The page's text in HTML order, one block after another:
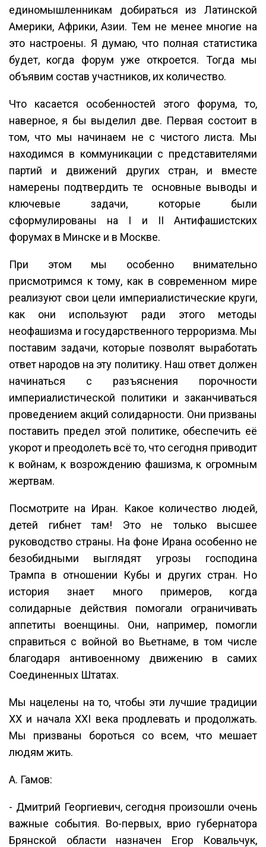
единомышленникам добираться из Латинской
Америки, Африки, Азии. Тем не менее многие на
это настроены. Я думаю, что полная статистика
будет, когда форум уже откроется. Тогда мы
объявим состав участников, их количество.
Что касается особенностей этого форума, то,
наверное, я бы выделил две. Первая состоит в
том, что мы начинаем не с чистого листа. Мы
находимся в коммуникации с представителями
партий и движений других стран, и вместе
намерены подтвердить те основные выводы и
ключевые задачи, которые были
сформулированы на I и II Антифашистских
форумах в Минске и в Москве.
При этом мы особенно внимательно
присмотримся к тому, как в современном мире
реализуют свои цели империалистические круги,
как они используют ради этого методы
неофашизма и государственного терроризма. Мы
поставим задачи, которые позволят выработать
ответ народов на эту политику. Наш ответ должен
начинаться с разъяснения порочности
империалистической политики и заканчиваться
проведением акций солидарности. Они призваны
поставить предел этой политике, обеспечить её
укорот и преодолеть всё то, что сегодня приводит
к войнам, к возрождению фашизма, к огромным
жертвам.
Посмотрите на Иран. Какое количество людей,
детей гибнет там! Это не только высшее
руководство страны. На фоне Ирана особенно не
безобидными выглядят угрозы господина
Трампа в отношении Кубы и других стран. Но
история знает много примеров, когда
солидарные действия помогали ограничивать
аппетиты военщины. Они, например, помогли
справиться с войной во Вьетнаме, в том числе
благодаря антивоенному движению в самих
Соединенных Штатах.
Мы нацелены на то, чтобы эти лучшие традиции
XX и начала XXI века продлевать и продолжать.
Мы призваны бороться со всем, что мешает
людям жить.
А. Гамов:
- Дмитрий Георгиевич, сегодня произошли очень
важные события. Во-первых, врио губернатора
Брянской области назначен Егор Ковальчук,